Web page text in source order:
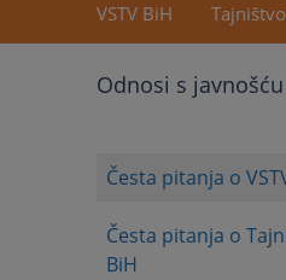
VSTV BiH Tajništvo
Odnosi s javnošću
Česta pitanja o
Česta pitanja o
BiH